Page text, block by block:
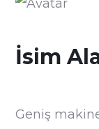
İsim
Geniş